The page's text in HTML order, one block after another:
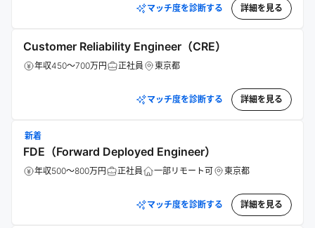
マッチ度を診断する 詳細を見る
Customer Reliability Engineer（CRE）
年収450～700万円 正社員 東京都
マッチ度を診断する 詳細を見る
新着
FDE（Forward Deployed Engineer）
年収500～800万円 正社員 一部リモート可 東京都
マッチ度を診断する 詳細を見る